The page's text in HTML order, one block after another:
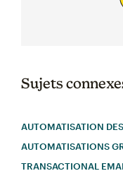
Sujets
AUTOMATISATION
AUTOMATISATIONS
TRANSACTIONAL